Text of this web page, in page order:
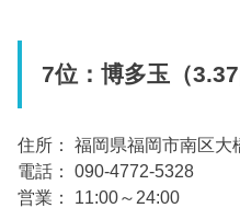
7位：博多玉（
住所： 福岡県福岡市南区
電話： 090-4772-5328
営業： 11:00～24:00